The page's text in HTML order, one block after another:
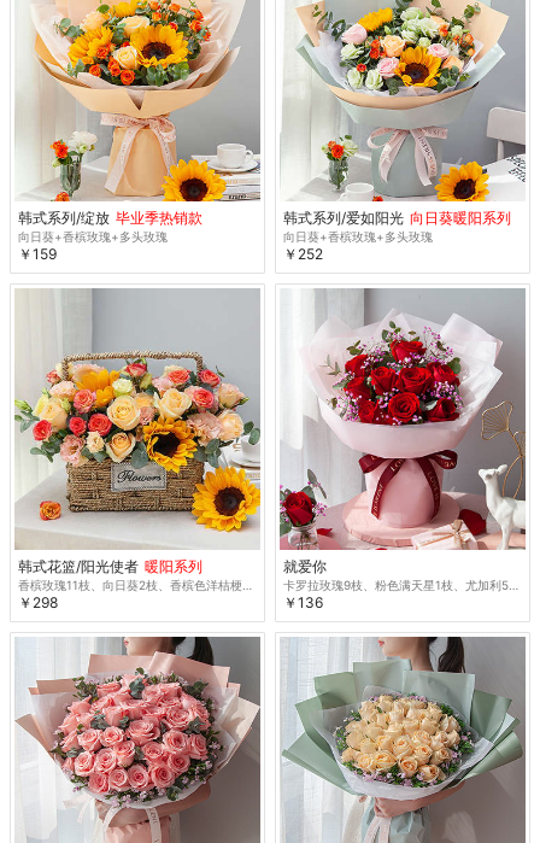
韩式系列/绽放 毕业季热销款
向日葵+香槟玫瑰+多头玫瑰
￥159
韩式系列/爱如阳光 向日葵暖阳系列
向日葵+香槟玫瑰+多头玫瑰
￥252
韩式花篮/阳光使者 暖阳系列
￥298
就爱你
￥136